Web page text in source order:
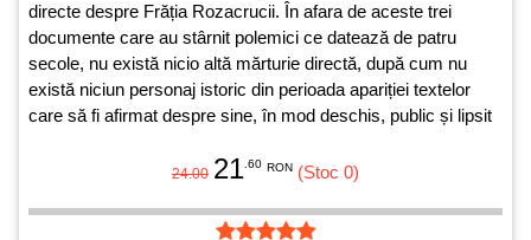
directe despre Frăția Rozacrucii. În afara de aceste trei
documente care au stârnit polemici ce datează de patru
secole, nu există nicio altă mărturie directă, după cum nu
există niciun personaj istoric din perioada apariției textelor
care să fi afirmat despre sine, în mod deschis, public și lipsit
24.00 21 .60 RON (Stoc 0)